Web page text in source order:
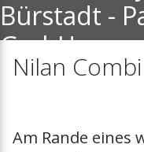
Zubehör
Lösungen
Meilensteine
Mitgliedschaften
Presse
Bürstadt -
GmbH
Nilan
Am Rande eines